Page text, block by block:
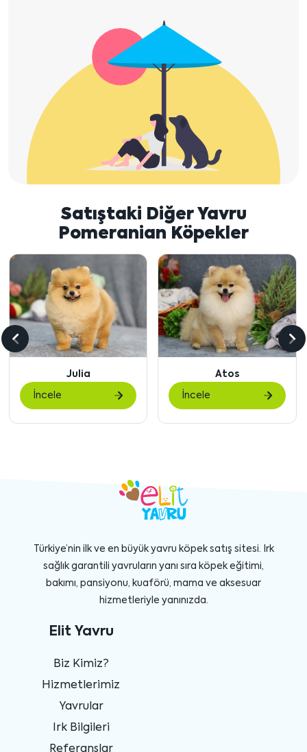
Satıştaki Diğer Yavru
Pomeranian Köpekler
Atos
İncele
Waffles
İncele
Önceki
göster
Türkiye’nin ilk ve en büyük yavru köpek satış sitesi. Irk
sağlık garantili yavruların yanı sıra köpek eğitimi,
bakımı, pansiyonu, kuaförü, mama ve aksesuar
hizmetleriyle yanınızda.
Elit Yavru
Biz Kimiz?
Hizmetlerimiz
Yavrular
Irk Bilgileri
Referanslar